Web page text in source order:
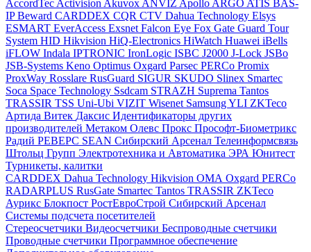
AccordTec Activision Akuvox ANVIZ Apollo ARGO ATIS BAS-
IPBeward CARDDEX CQR CTV Dahua Technology Elsys
ESMART EverAccess Exsnet Falcon Eye Fox Gate Guard Tour
System HID Hikvision HiQ-Electronics HiWatch Huawei iBells
iFLOW Indala IPTRONIC IronLogic ISBC J2000 J-Lock JSBo
JSB-Systems Keno Optimus Oxgard Parsec PERCo Promix
ProxWay Rosslare RusGuard SIGUR SKUDO Slinex Smartec
Soca Space Technology Ssdcam STRAZH Suprema Tantos
TRASSIR TSS Uni-Ubi VIZIT Wisenet SamsungYLI ZKTeco
Артида Витек Даксис Идентификаторы других
производителей Метаком Олевс Прокс Прософт-Биометрикс
Радий РЕВЕРС SEAN Сибирский Арсенал Телеинформсвязь
Штольц Групп Электротехника и Автоматика ЭРА Юнитест
Турникеты, калитки
CARDDEX Dahua Technology Hikvision ОМА Oxgard PERCo
RADARPLUS RusGate Smartec Tantos TRASSIR ZKTeco
Аурикс Блокпост РостЕвроСтрой Сибирский Арсенал
Системы подсчета посетителей
Стереосчетчики Видеосчетчики Беспроводные счетчики
Проводные счетчики Программное обеспечение